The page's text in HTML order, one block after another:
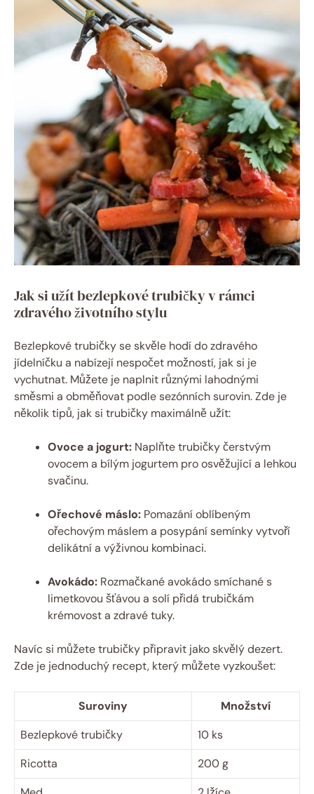
Jak si užít bezlepkové trubičky v rámci
zdravého životního stylu
Bezlepkové trubičky se skvěle hodí do zdravého
jídelníčku a nabízejí nespočet možností, jak si je
vychutnat. Můžete je naplnit různými lahodnými
směsmi a obměňovat podle sezónních surovin. Zde je
několik tipů, jak si trubičky maximálně užít:
Ovoce a jogurt: Naplňte trubičky čerstvým
ovocem a bílým jogurtem pro osvěžující a lehkou
svačinu.
Ořechové máslo: Pomazání oblíbeným
ořechovým máslem a posypání semínky vytvoří
delikátní a výživnou kombinaci.
Avokádo: Rozmačkané avokádo smíchané s
limetkovou šťávou a solí přidá trubičkám
krémovost a zdravé tuky.
Navíc si můžete trubičky připravit jako skvělý dezert.
Zde je jednoduchý recept, který můžete vyzkoušet:
Suroviny
Množství
Bezlepkové trubičky
10 ks
Ricotta
200 g